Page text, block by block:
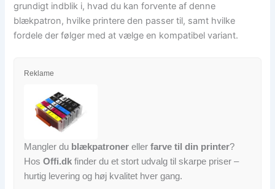
grundigt indblik i, hvad du kan forvente af denne
blækpatron, hvilke printere den passer til, samt hvilke
fordele der følger med at vælge en kompatibel variant.
Reklame
Mangler du blækpatroner ellerfarve til din printer?
HosOffi.dk finder du et stort udvalg til skarpe priser –
hurtig levering og høj kvalitet hver gang.